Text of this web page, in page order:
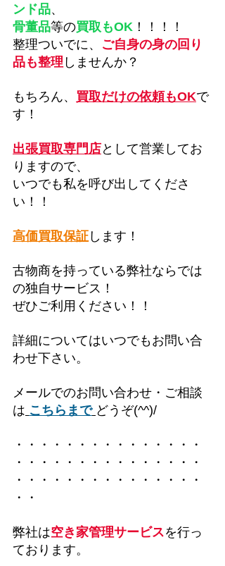
ンド品、
骨董品等の買取もOK ！！！！
整理ついでに、 ご自身の身の回り
品も整理 しませんか？
もちろん、 買取だけの依頼もOKで
す！
出張買取専門店として営業してお
りますので、
いつでも私を呼び出してくださ
い！！
高価買取保証 します！
古物商を持っている弊社ならでは
の独自サービス！
ぜひご利用ください！！
詳細についてはいつでもお問い合
わせ下さい。
メールでのお問い合わせ・ご相談
は こちらまで どうぞ(^^)/
・・・・・・・・・・・・・・・
・・・・・・・・・・・・・・・
・・・・・・・・・・・・・・・
・・
弊社は空き家管理サービスを行っ
ております。